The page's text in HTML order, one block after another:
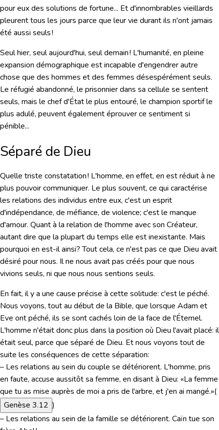
pour eux des solutions de fortune... Et d'innombrables vieillards
pleurent tous les jours parce que leur vie durant ils n'ont jamais
été aussi seuls !
Seul hier, seul aujourd'hui, seul demain ! L'humanité, en pleine
expansion démographique est incapable d'engendrer autre
chose que des hommes et des femmes désespérément seuls.
Le réfugié abandonné, le prisonnier dans sa cellule se sentent
seuls, mais le chef d'État le plus entouré, le champion sportif le
plus adulé, peuvent également éprouver ce sentiment si
pénible...
Séparé de Dieu
Quelle triste constatation ! L'homme, en effet, en est réduit à ne
plus pouvoir communiquer. Le plus souvent, ce qui caractérise
les relations des individus entre eux, c'est un esprit
d'indépendance, de méfiance, de violence; c'est le manque
d'amour. Quant à la relation de l'homme avec son Créateur,
autant dire que la plupart du temps elle est inexistante. Mais
pourquoi en est-il ainsi? Tout cela, ce n'est pas ce que Dieu avait
désiré pour nous. Il ne nous avait pas créés pour que nous
vivions seuls, ni que nous nous sentions seuls.
En fait, il y a une cause précise à cette solitude: c'est le péché.
Nous voyons, tout au début de la Bible, que lorsque Adam et
Eve ont péché, ils se sont cachés loin de la face de l'Éternel.
L'homme n'était donc plus dans la position où Dieu l'avait placé: il
était seul, parce que séparé de Dieu. Et nous voyons tout de
suite les conséquences de cette séparation:
– Les relations au sein du couple se détériorent. L'homme, pris
en faute, accuse aussitôt sa femme, en disant à Dieu: «La femme
que tu as mise auprès de moi a pris de l'arbre, et j'en ai mangé.»(
Genèse 3.12 )
– Les relations au sein de la famille se détériorent. Caïn tue son